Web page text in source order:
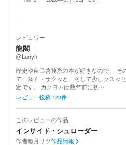
レビュワー
龍閣
@Larryli
歴史や自己啓発系の本が好きなので、 そ
て、軽く・サクッと、そして少しクスッ
定です。 カクヨムは数年前に初…
レビュー投稿 123件
このレビューの作品
インサイド・シュローダー
作者睦月リツ作品情報